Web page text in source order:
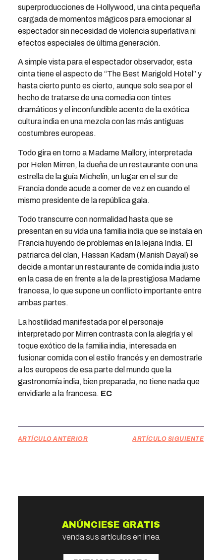
superproducciones de Hollywood, una cinta pequeña
cargada de momentos mágicos para emocionar al
espectador sin necesidad de violencia superlativa ni
efectos especiales de última generación.
A simple vista para el espectador observador, esta
cinta tiene el aspecto de “The Best Marigold Hotel” y
hasta cierto punto es cierto, aunque solo sea por el
hecho de tratarse de una comedia con tintes
dramáticos y el inconfundible acento de la exótica
cultura india en una mezcla con las más antiguas
costumbres europeas.
Todo gira en torno a Madame Mallory, interpretada
por Helen Mirren, la dueña de un restaurante con una
estrella de la guía Michelín, un lugar en el sur de
Francia donde acude a comer de vez en cuando el
mismo presidente de la república gala.
Todo transcurre con normalidad hasta que se
presentan en su vida una familia india que se instala en
Francia huyendo de problemas en la lejana India. El
patriarca del clan, Hassan Kadam (Manish Dayal) se
decide a montar un restaurante de comida india justo
en la casa de en frente a la de la prestigiosa Madame
francesa, lo que supone un conflicto importante entre
ambas partes.
La hostilidad manifestada por el personaje
interpretado por Mirren contrasta con la alegría y el
toque exótico de la familia india, interesada en
fusionar comida con el estilo francés y en demostrarle
a los europeos de esa parte del mundo que la
gastronomía india, bien preparada, no tiene nada que
envidiarle a la francesa. EC
ARTÍCULO ANTERIOR ARTÍCULO SIGUIENTE
ANÚNCIESE GRATIS
venda sus artículos en linea